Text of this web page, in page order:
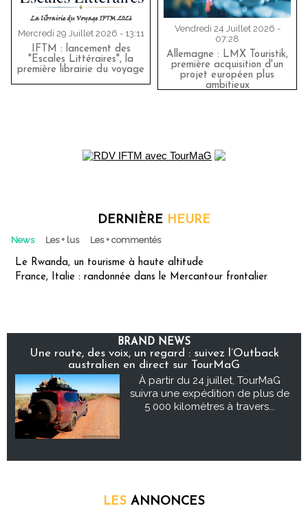
Mercredi 29 Juillet 2026 - 13:11
IFTM : lancement des
"Escales Littéraires", la
première librairie du voyage
Vendredi 24 Juillet 2026 -
07:28
Allemagne : LMX Touristik,
première acquisition d'un
projet européen plus
ambitieux
DERNIÈRE HEURE
News Les + lus Les + commentés
Le Rwanda, un tourisme à haute altitude
France, Italie : randonnée dans le Mercantour frontalier
BRAND NEWS
Une route, des voix, un regard : suivez l’Outback
australien en direct sur TourMaG
À partir du 24 juillet, TourMaG
suivra une expédition de plus de
5 000 kilomètres à travers...
LES ANNONCES